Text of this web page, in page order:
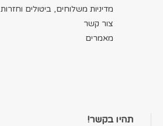
מדיניות משלוחים, ביטולים וחזרות
צור קשר
מאמרים
תהיו בקשר!